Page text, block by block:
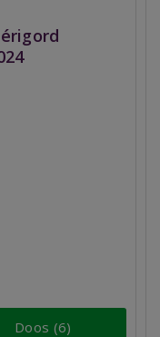
Doos (6)